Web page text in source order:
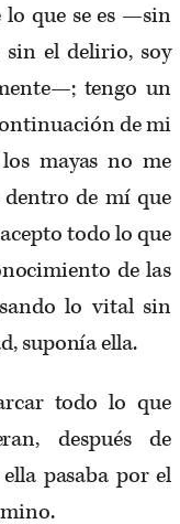
lo que se es —sin
sin el delirio, soy
tengo un
de mi
mayas no me
de mí que
todo lo que
de las
lo vital sin
suponía ella.
todo lo que
después de
pasaba por el